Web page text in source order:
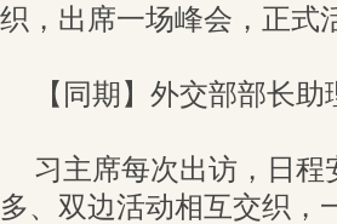
织，出席一场峰会，正式
【同期】外交部部长助
习主席每次出访，日
多、双边活动相互交织，